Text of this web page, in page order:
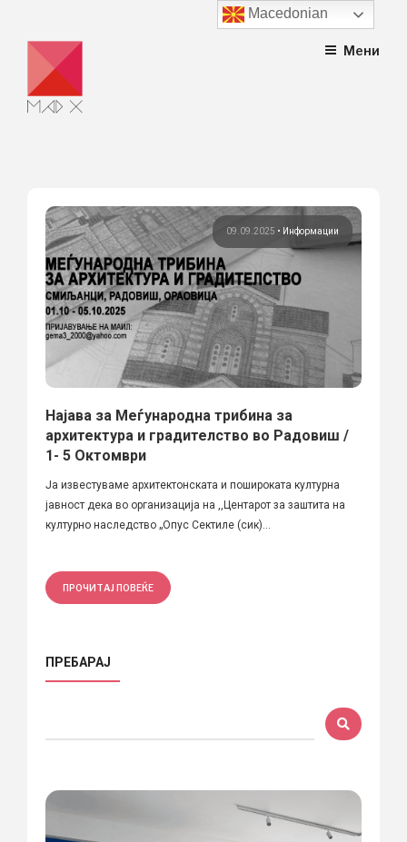
content
Мени
09.09.2025 • Информации
Најава за Меѓународна трибина за
архитектура и градителство во Радовиш /
1- 5 Октомври
Ја известуваме архитектонската и пошироката културна
јавност дека во организација на ,,Центарот за заштита на
културно наследство „Опус Сектиле (сик)...
ПРОЧИТАЈ ПОВЕЌЕ
ПРЕБАРАЈ
Macedonian